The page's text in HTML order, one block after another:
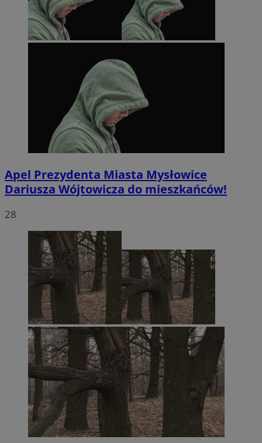
Apel Prezydenta Miasta Mysłowice
Dariusza Wójtowicza do mieszkańców!
28